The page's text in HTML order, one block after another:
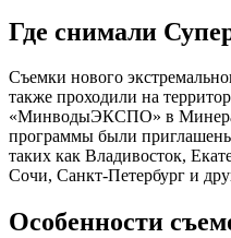
Где снимали
Съемки нового
также проходили на
«МинводыЭКСПО» в
программы были
таких как Владивосток,
Сочи, Санкт-Петербург и
Особенности